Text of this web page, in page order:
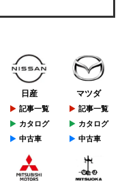
日産
記事一覧
カタログ
中古車
マツダ
記事一覧
カタログ
中古車